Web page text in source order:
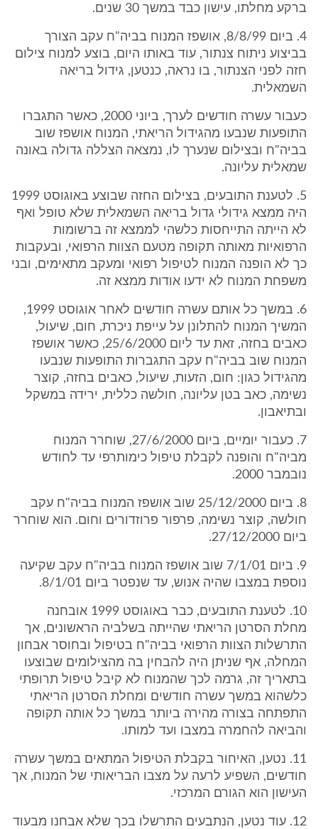
ברקע מחלתו, עישון כבד במשך 30 שנים.
4. ביום 8/8/99, אושפז המנוח בביה"ח עקב הצורך
בביצוע ניתוח צנתור, עוד באותו היום, בוצע למנוח צילום
חזה לפני הצנתור, בו נראה, כנטען, גידול בריאה
השמאלית.
כעבור עשרה חודשים לערך, ביוני 2000, כאשר התגברו
התופעות שנבעו מהגידול הריאתי, המנוח אושפז שוב
בביה"ח ובצילום שנערך לו, נמצאה הצללה גדולה באונה
שמאלית עליונה.
5. לטענת התובעים, בצילום החזה שבוצע באוגוסט 1999
היה ממצא גידולי גדול בריאה השמאלית שלא טופל ואף
לא הייתה התייחסות כלשהי לממצא זה ברשומות
הרפואיות מאותה תקופה מטעם הצוות הרפואי, ובעקבות
כך לא הופנה המנוח לטיפול רפואי ומעקב מתאימים, ובני
משפחת המנוח לא ידעו אודות ממצא זה.
6. במשך כל אותם עשרה חודשים לאחר אוגוסט 1999,
המשיך המנוח להתלונן על עייפת ניכרת, חום, שיעול,
כאבים בחזה, זאת עד ליום 25/6/2000, כאשר אושפז
המנוח שוב בביה"ח עקב התגברות התופעות שנבעו
מהגידול כגון: חום, הזעות, שיעול, כאבים בחזה, קוצר
נשימה, כאב בטן עליונה, חולשה כללית, ירידה במשקל
ובתיאבון.
7. כעבור יומיים, ביום 27/6/2000, שוחרר המנוח
מביה"ח והופנה לקבלת טיפול כימותרפי עד לחודש
נובמבר 2000.
8. ביום 25/12/2000 שוב אושפז המנוח בביה"ח עקב
חולשה, קוצר נשימה, פרפור פרוזדורים וחום. הוא שוחרר
ביום 27/12/2000.
9. ביום 7/1/01 שוב אושפז המנוח בביה"ח עקב שקיעה
נוספת במצבו שהיה אנוש, עד שנפטר ביום 8/1/01.
10. לטענת התובעים, כבר באוגוסט 1999 אובחנה
מחלת הסרטן הריאתי שהייתה בשלביה הראשונים, אך
התרשלות הצוות הרפואי בביה"ח בטיפול ובחוסר אבחון
המחלה, אף שניתן היה להבחין בה מהצילומים שבוצעו
בתאריך זה, גרמה לכך שהמנוח לא קיבל טיפול תרופתי
כלשהוא במשך עשרה חודשים ומחלת הסרטן הריאתי
התפתחה בצורה מהירה ביותר במשך כל אותה תקופה
והביאה להחמרה במצבו ועד למותו.
11. נטען, האיחור בקבלת הטיפול המתאים במשך עשרה
חודשים, השפיע לרעה על מצבו הבריאותי של המנוח, אך
העישון הוא הגורם המרכזי.
12. עוד נטען, הנתבעים התרשלו בכך שלא אבחנו מבעוד